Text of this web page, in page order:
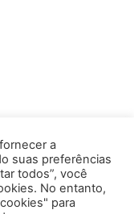
a
suas preferências
todos”, você
No entanto,
para